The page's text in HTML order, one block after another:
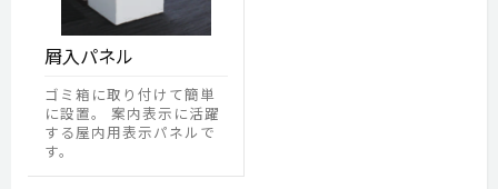
屑入パネル
ゴミ箱に取り付けて簡単
に設置。 案内表示に活躍
する屋内用表示パネルで
す。